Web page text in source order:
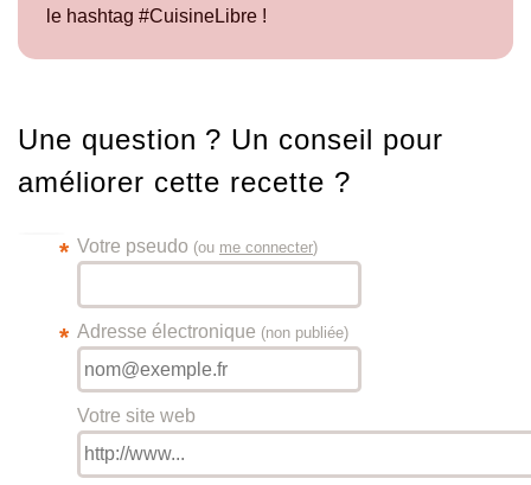
le hashtag #CuisineLibre !
Une question ? Un conseil pour
améliorer cette recette ?
Votre pseudo
* (ou me connecter)
Adresse électronique (non publiée)
*
Votre site web